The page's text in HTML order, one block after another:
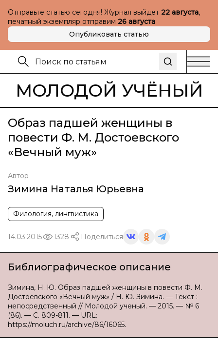
Отправьте статью сегодня! Журнал выйдет 22 августа,
печатный экземпляр отправим 26 августа
Опубликовать статью
МОЛОДОЙ УЧЁНЫЙ
Образ падшей женщины в
повести Ф. М. Достоевского
«Вечный муж»
Автор
Зимина Наталья Юрьевна
Филология, лингвистика
14.03.2015 1328 Поделиться
Библиографическое описание
Зимина, Н. Ю. Образ падшей женщины в повести Ф. М.
Достоевского «Вечный муж» / Н. Ю. Зимина. — Текст :
непосредственный // Молодой ученый. — 2015. — № 6
(86). — С. 809-811. — URL:
https://moluch.ru/archive/86/16065.